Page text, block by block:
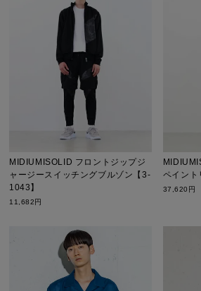
MIDIUMISOLID フロントジップジ
ャージースイッチングブルゾン【3-
1043】
11,682円
ペイント
37,620円